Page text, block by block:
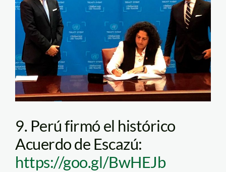
9. Perú firmó el histórico
Acuerdo de Escazú:
https://goo.gl/BwHEJb